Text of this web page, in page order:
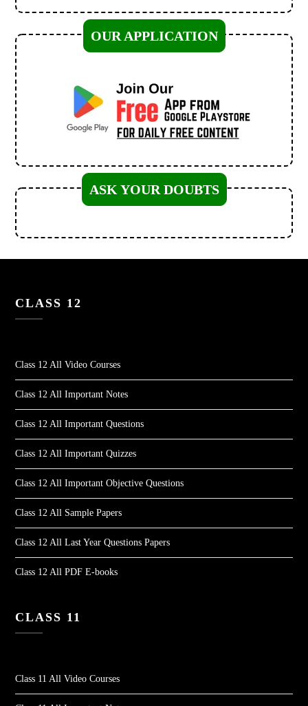
OUR APPLICATION
ASK YOUR DOUBTS
CLASS 12
Class 12 All Video Courses
Class 12 All Important Notes
Class 12 All Important Questions
Class 12 All Important Quizzes
Class 12 All Important Objective Questions
Class 12 All Sample Papers
Class 12 All Last Year Questions Papers
Class 12 All PDF E-books
CLASS 11
Class 11 All Video Courses